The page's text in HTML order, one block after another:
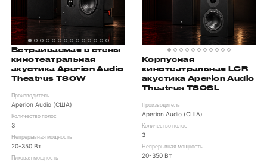
Встраиваемая в стены
кинотеатральная
акустика Aperion Audio
Theatrus T80W
Производитель
Aperion Audio (США)
Количество полос
3
Непрерывная мощность
20-350 Вт
Пиковая мощность
Корпусная
кинотеатральная LCR
акустика Aperion Audio
Theatrus T80SL
Производитель
Aperion Audio (США)
Количество полос
3
Непрерывная мощность
20-350 Вт